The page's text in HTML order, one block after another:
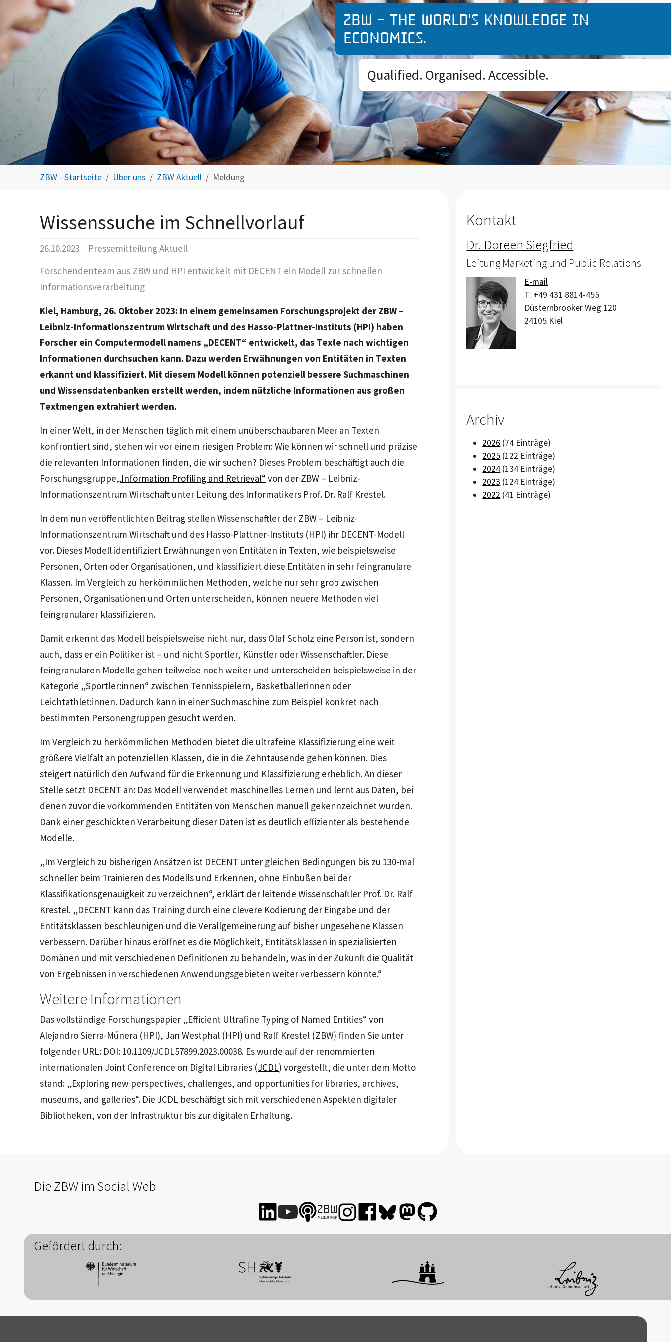
ZBW - The world's knowledge in
economics.
Qualified. Organised. Accessible.
ZBW - Startseite Über uns ZBW Aktuell Meldung
Wissenssuche im Schnellvorlauf
26.10.2023
Pressemitteilung Aktuell
Forschendenteam aus ZBW und HPI entwickelt mit DECENT ein Modell zur schnellen
Informationsverarbeitung
Kiel, Hamburg, 26. Oktober 2023: In einem gemeinsamen Forschungsprojekt der ZBW –
Leibniz-Informationszentrum Wirtschaft und des Hasso-Plattner-Instituts (HPI) haben
Forscher ein Computermodell namens „DECENT“ entwickelt, das Texte nach wichtigen
Informationen durchsuchen kann. Dazu werden Erwähnungen von Entitäten in Texten
erkannt und klassifiziert. Mit diesem Modell können potenziell bessere Suchmaschinen
und Wissensdatenbanken erstellt werden, indem nützliche Informationen aus großen
Textmengen extrahiert werden.
In einer Welt, in der Menschen täglich mit einem unüberschaubaren Meer an Texten
konfrontiert sind, stehen wir vor einem riesigen Problem: Wie können wir schnell und präzise
die relevanten Informationen finden, die wir suchen? Dieses Problem beschäftigt auch die
Forschungsgruppe„Information Profiling and Retrieval“ von der ZBW – Leibniz-
Informationszentrum Wirtschaft unter Leitung des Informatikers Prof. Dr. Ralf Krestel.
In dem nun veröffentlichten Beitrag stellen Wissenschaftler der ZBW – Leibniz-
Informationszentrum Wirtschaft und des Hasso-Plattner-Instituts (HPI) ihr DECENT-Modell
vor. Dieses Modell identifiziert Erwähnungen von Entitäten in Texten, wie beispielsweise
Personen, Orten oder Organisationen, und klassifiziert diese Entitäten in sehr feingranulare
Klassen. Im Vergleich zu herkömmlichen Methoden, welche nur sehr grob zwischen
Personen, Organisationen und Orten unterscheiden, können neuere Methoden viel
feingranularer klassifizieren.
Damit erkennt das Modell beispielsweise nicht nur, dass Olaf Scholz eine Person ist, sondern
auch, dass er ein Politiker ist – und nicht Sportler, Künstler oder Wissenschaftler. Diese
feingranularen Modelle gehen teilweise noch weiter und unterscheiden beispielsweise in der
Kategorie „Sportler:innen“ zwischen Tennisspielern, Basketballerinnen oder
Leichtathlet:innen. Dadurch kann in einer Suchmaschine zum Beispiel konkret nach
bestimmten Personengruppen gesucht werden.
Im Vergleich zu herkömmlichen Methoden bietet die ultrafeine Klassifizierung eine weit
größere Vielfalt an potenziellen Klassen, die in die Zehntausende gehen können. Dies
steigert natürlich den Aufwand für die Erkennung und Klassifizierung erheblich. An dieser
Stelle setzt DECENT an: Das Modell verwendet maschinelles Lernen und lernt aus Daten, bei
denen zuvor die vorkommenden Entitäten von Menschen manuell gekennzeichnet wurden.
Dank einer geschickten Verarbeitung dieser Daten ist es deutlich effizienter als bestehende
Modelle.
„Im Vergleich zu bisherigen Ansätzen ist DECENT unter gleichen Bedingungen bis zu 130-mal
schneller beim Trainieren des Modells und Erkennen, ohne Einbußen bei der
Klassifikationsgenauigkeit zu verzeichnen“, erklärt der leitende Wissenschaftler Prof. Dr. Ralf
Krestel. „DECENT kann das Training durch eine clevere Kodierung der Eingabe und der
Entitätsklassen beschleunigen und die Verallgemeinerung auf bisher ungesehene Klassen
verbessern. Darüber hinaus eröffnet es die Möglichkeit, Entitätsklassen in spezialisierten
Domänen und mit verschiedenen Definitionen zu behandeln, was in der Zukunft die Qualität
von Ergebnissen in verschiedenen Anwendungsgebieten weiter verbessern könnte.“
Weitere Informationen
Das vollständige Forschungspapier „Efficient Ultrafine Typing of Named Entities“ von
Alejandro Sierra-Múnera (HPI), Jan Westphal (HPI) und Ralf Krestel (ZBW) finden Sie unter
folgender URL: DOI: 10.1109/JCDL57899.2023.00038. Es wurde auf der renommierten
internationalen Joint Conference on Digital Libraries (JCDL) vorgestellt, die unter dem Motto
stand: „Exploring new perspectives, challenges, and opportunities for libraries, archives,
museums, and galleries“. Die JCDL beschäftigt sich mit verschiedenen Aspekten digitaler
Bibliotheken, von der Infrastruktur bis zur digitalen Erhaltung.
Kontakt
Dr. Doreen Siegfried
Leitung Marketing und Public Relations
E-mail
T: +49 431 8814-455
Düsternbrooker Weg 120
24105 Kiel
Archiv
2026 (74 Einträge)
2025 (122 Einträge)
2024 (134 Einträge)
2023 (124 Einträge)
2022 (41 Einträge)
Die ZBW im Social Web
Gefördert durch: